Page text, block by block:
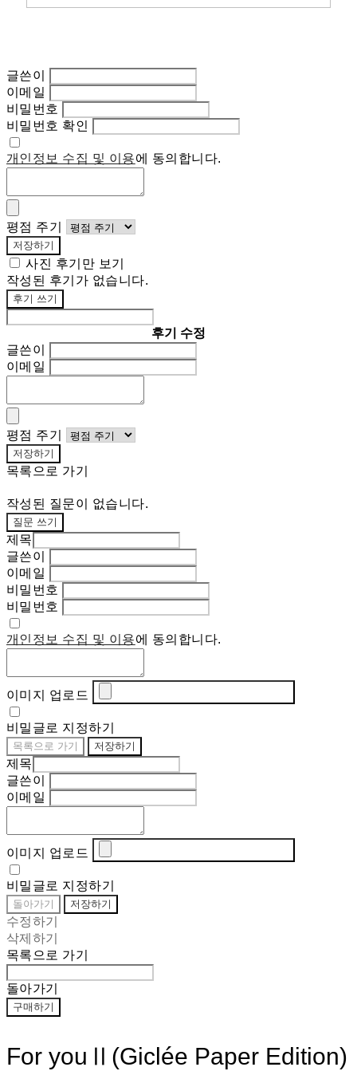
글쓴이
이메일
비밀번호
비밀번호 확인
개인정보 수집 및 이용에 동의합니다.
평점 주기
저장하기
사진 후기만 보기
작성된 후기가 없습니다.
후기 쓰기
후기 수정
글쓴이
이메일
평점 주기
저장하기
목록으로 가기
작성된 질문이 없습니다.
질문 쓰기
제목
글쓴이
이메일
비밀번호
비밀번호
개인정보 수집 및 이용에 동의합니다.
이미지 업로드
비밀글로 지정하기
목록으로 가기 저장하기
제목
글쓴이
이메일
이미지 업로드
비밀글로 지정하기
돌아가기 저장하기
수정하기
삭제하기
목록으로 가기
돌아가기
구매하기
For youⅡ(Giclée Paper Edition)